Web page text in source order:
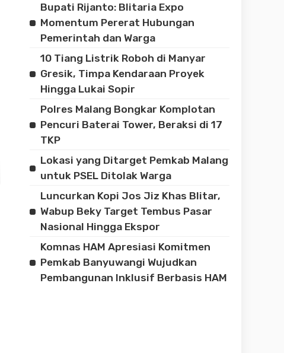
Bupati Rijanto: Blitaria Expo
Momentum Pererat Hubungan
Pemerintah dan Warga
10 Tiang Listrik Roboh di Manyar
Gresik, Timpa Kendaraan Proyek
Hingga Lukai Sopir
Polres Malang Bongkar Komplotan
Pencuri Baterai Tower, Beraksi di 17
TKP
Lokasi yang Ditarget Pemkab Malang
untuk PSEL Ditolak Warga
Luncurkan Kopi Jos Jiz Khas Blitar,
Wabup Beky Target Tembus Pasar
Nasional Hingga Ekspor
Komnas HAM Apresiasi Komitmen
Pemkab Banyuwangi Wujudkan
Pembangunan Inklusif Berbasis HAM